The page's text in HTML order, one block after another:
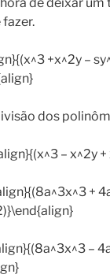
+x^2y –
dos
– x^2y
+
–